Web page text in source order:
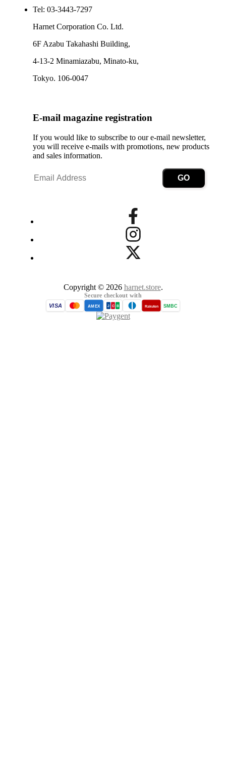
Tel: 03-3443-7297
Harnet Corporation Co. Ltd.
6F Azabu Takahashi Building,
4-13-2 Minamiazabu, Minato-ku,
Tokyo. 106-0047
E-mail magazine registration
If you would like to subscribe to our e-mail newsletter,
you will receive e-mails with promotions, new products
and sales information.
Copyright © 2026 harnet.store.
Secure checkout with
VISA AMEX J C B Rakuten SMBC